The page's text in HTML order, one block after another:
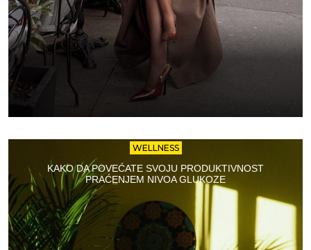
WELLNESS
KAKO DA POVEĆATE SVOJU PRODUKTIVNOST
PRAĆENJEM NIVOA GLUKOZE